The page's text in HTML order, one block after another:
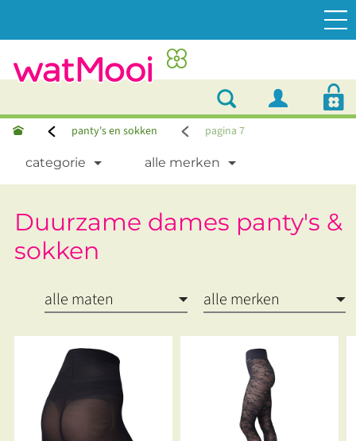
panty's en sokken pagina 7
categorie alle merken
Duurzame dames panty's &
sokken